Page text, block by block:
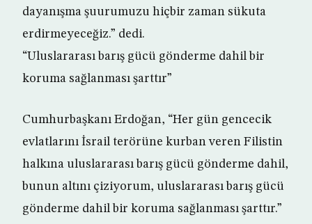
dayanışma şuurumuzu hiçbir zaman sükuta
erdirmeyeceğiz.” dedi.
“Uluslararası barış gücü gönderme dahil bir
koruma sağlanması şarttır”
Cumhurbaşkanı Erdoğan, “Her gün gencecik
evlatlarını İsrail terörüne kurban veren Filistin
halkına uluslararası barış gücü gönderme dahil,
bunun altını çiziyorum, uluslararası barış gücü
gönderme dahil bir koruma sağlanması şarttır.”